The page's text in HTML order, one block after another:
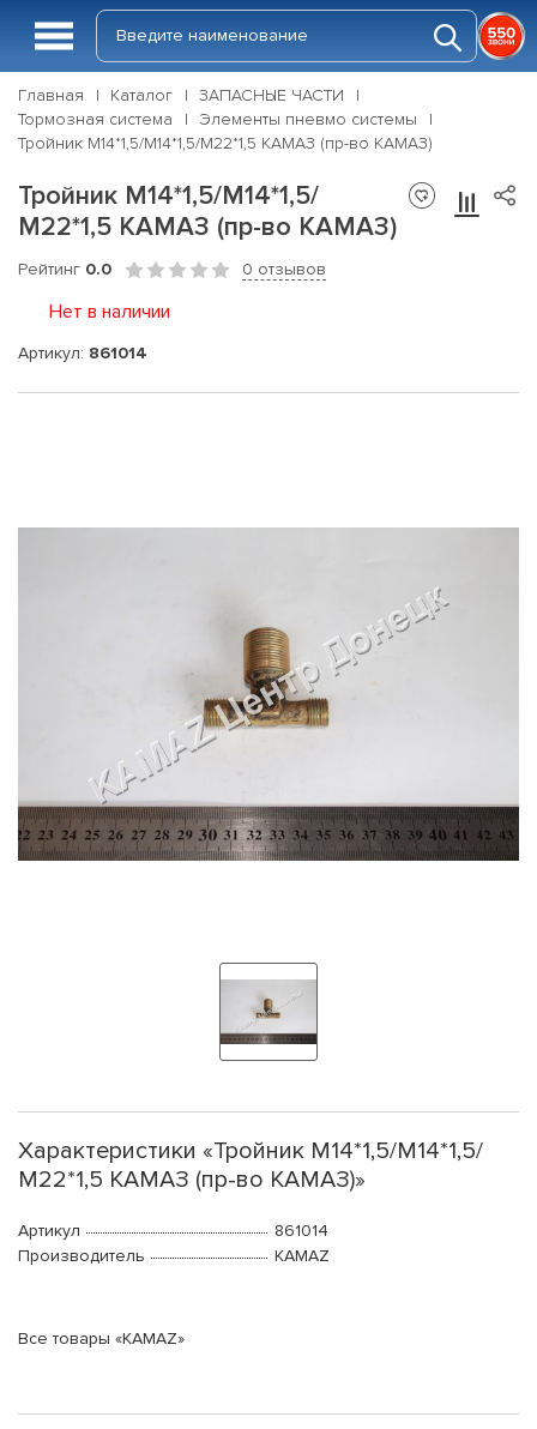
Главная Каталог
ЗАПАСНЫЕ ЧАСТИ
Тормозная система
Элементы пневмо системы
Тройник М14*1,5/М14*1,5/М22*1,5 КАМАЗ (пр-во КАМАЗ)
Тройник М14*1,5/М14*1,5/
М22*1,5 КАМАЗ (пр-во КАМАЗ)
Рейтинг 0.0 0 отзывов
Нет в наличии
Артикул: 861014
Характеристики «Тройник М14*1,5/М14*1,5/
М22*1,5 КАМАЗ (пр-во КАМАЗ)»
Артикул
861014
Производитель
KAMAZ
Все товары «KAMAZ»